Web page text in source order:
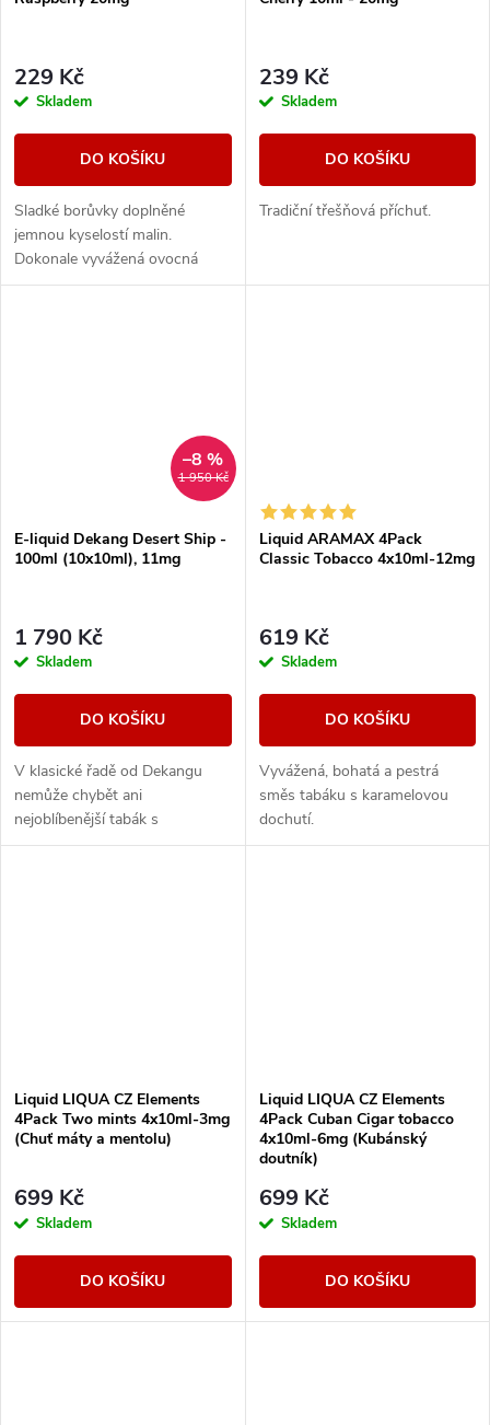
229 Kč
Skladem
DO KOŠÍKU
Sladké borůvky doplněné
jemnou kyselostí malin.
Dokonale vyvážená ovocná
směs, která kombinuje sladké i
239 Kč
Skladem
DO KOŠÍKU
Tradiční třešňová příchuť.
1 950 Kč
–8 %
E-liquid Dekang Desert Ship -
100ml (10x10ml), 11mg
1 790 Kč
Skladem
DO KOŠÍKU
V klasické řadě od Dekangu
nemůže chybět ani
nejoblíbenější tabák s
legendárním velbloudem.
Liquid ARAMAX 4Pack
Classic Tobacco 4x10ml-12mg
619 Kč
Skladem
DO KOŠÍKU
Vyvážená, bohatá a pestrá
směs tabáku s karamelovou
dochutí.
Liquid LIQUA CZ Elements
4Pack Two mints 4x10ml-3mg
(Chuť máty a mentolu)
699 Kč
Skladem
DO KOŠÍKU
Liquid LIQUA CZ Elements
4Pack Cuban Cigar tobacco
4x10ml-6mg (Kubánský
doutník)
699 Kč
Skladem
DO KOŠÍKU